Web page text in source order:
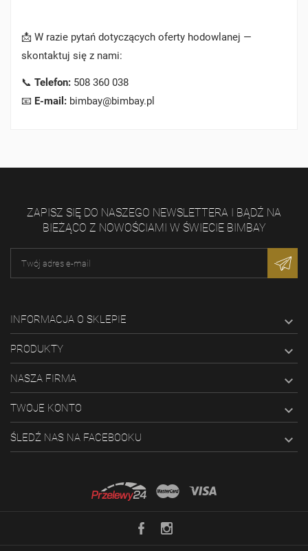
📩 W razie pytań dotyczących oferty hodowlanej —
skontaktuj się z nami:
📞 Telefon: 508 360 038
📧 E-mail: bimbay@bimbay.pl
ZAPISZ SIĘ DO NASZEGO NEWSLETTERA I BĄDŹ NA
BIEŻĄCO Z NOWOŚCIAMI W ŚWIECIE BIMBAY
INFORMACJA O SKLEPIE 
PRODUKTY 
NASZA FIRMA 
TWOJE KONTO 
ŚLEDŹ NAS NA FACEBOOKU 